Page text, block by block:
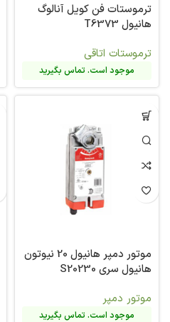
ترموستات فن کویل آنالوگ
هانیول T6373
ترموستات اتاقی
موجود است. تماس بگیرید
موتور دمپر هانیول 20 نیوتون
هانیول سری S20230
موتور دمپر
موجود است. تماس بگیرید